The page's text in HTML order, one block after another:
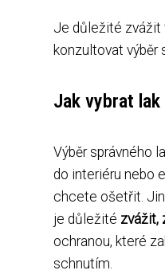
Je důležité zvážit
konzultovat výběr
Jak vybrat lak
Výběr správného
do interiéru nebo
chcete ošetřit.
je důležité zvážit,
ochranou, které
schnutím.